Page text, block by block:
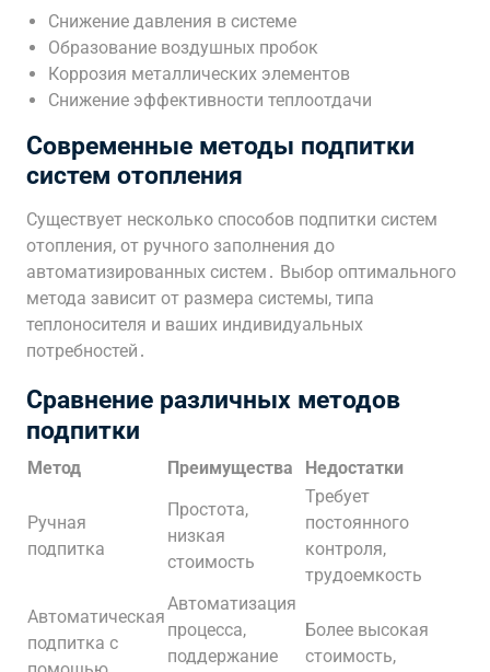
Снижение давления в системе
Образование воздушных пробок
Коррозия металлических элементов
Снижение эффективности теплоотдачи
Современные методы подпитки
систем отопления
Существует несколько способов подпитки систем
отопления, от ручного заполнения до
автоматизированных систем․ Выбор оптимального
метода зависит от размера системы, типа
теплоносителя и ваших индивидуальных
потребностей․
Сравнение различных методов
подпитки
Метод Преимущества Недостатки
Ручная
подпитка
Простота,
низкая
стоимость
Требует
постоянного
контроля,
трудоемкость
Автоматическая
подпитка с
Автоматизация
процесса,
поддержание
Более высокая
стоимость,